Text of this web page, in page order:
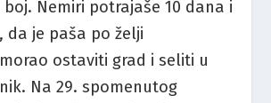
boj. Nemiri potrajaše 10 dana i
da je paša po želji
ostaviti grad i seliti u
Na 29. spomenutog